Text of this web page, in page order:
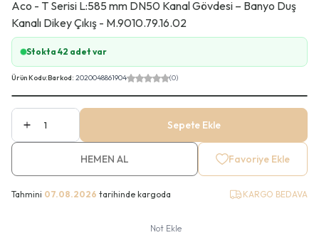
Aco - T Serisi L:585 mm DN50 Kanal Gövdesi – Banyo Duş
Kanalı Dikey Çıkış - M.9010.79.16.02
Stokta 42 adet var
Ürün Kodu:Barkod: 2020048861904 (0)
Sepete Ekle
HEMEN AL Favoriye Ekle
Tahmini 07.08.2026 tarihinde kargoda KARGO BEDAVA
Not Ekle